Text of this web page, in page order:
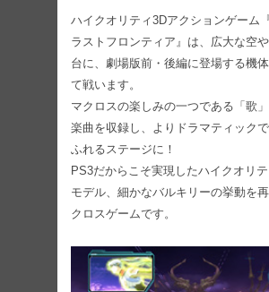
ハイクオリティ3Dアクションゲーム
ラストフロンティア』は、広大な空
台に、劇場版前・後編に登場する機
て戦います。
マクロスの楽しみの一つである「歌
楽曲を収録し、よりドラマティック
ふれるステージに！
PS3だからこそ実現したハイクオリ
モデル、細かなバルキリーの挙動を
クロスゲームです。